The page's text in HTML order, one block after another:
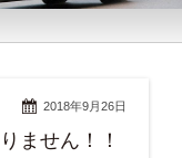
2018年9月26日
ません！！